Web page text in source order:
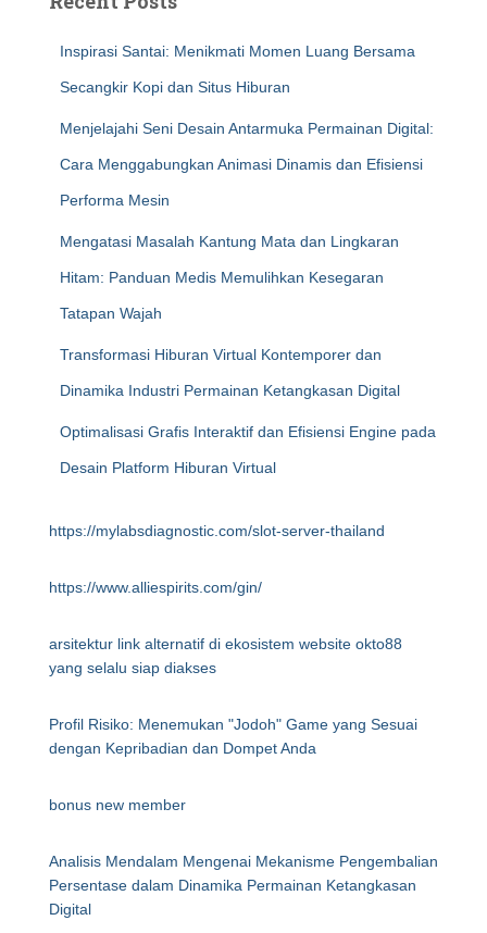
Inspirasi Santai: Menikmati Momen Luang Bersama
Secangkir Kopi dan Situs Hiburan
Menjelajahi Seni Desain Antarmuka Permainan Digital:
Cara Menggabungkan Animasi Dinamis dan Efisiensi
Performa Mesin
Mengatasi Masalah Kantung Mata dan Lingkaran
Hitam: Panduan Medis Memulihkan Kesegaran
Tatapan Wajah
Transformasi Hiburan Virtual Kontemporer dan
Dinamika Industri Permainan Ketangkasan Digital
Optimalisasi Grafis Interaktif dan Efisiensi Engine pada
Desain Platform Hiburan Virtual
https://mylabsdiagnostic.com/slot-server-thailand
https://www.alliespirits.com/gin/
arsitektur link alternatif di ekosistem website okto88
yang selalu siap diakses
Profil Risiko: Menemukan "Jodoh" Game yang Sesuai
dengan Kepribadian dan Dompet Anda
bonus new member
Analisis Mendalam Mengenai Mekanisme Pengembalian
Persentase dalam Dinamika Permainan Ketangkasan
Digital